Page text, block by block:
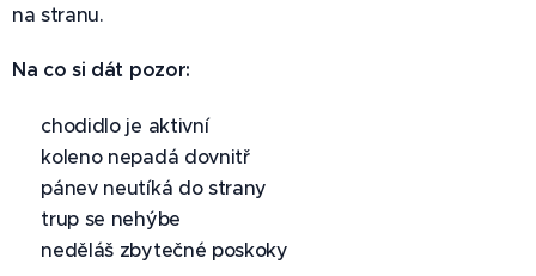
na stranu.
Na co si dát pozor:
✅ chodidlo je aktivní
✅ koleno nepadá dovnitř
✅ pánev neutíká do strany
✅ trup se nehýbe
✅ neděláš zbytečné poskoky